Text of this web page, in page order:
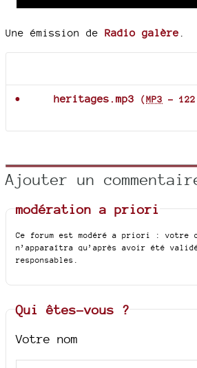
Une émission de Radio galère
heritages.mp3 (MP3 -
Ajouter un
modération a priori
Ce forum est modéré a priori : votre
n’apparaîtra qu’après avoir été
responsables.
Qui êtes-vous ?
Votre nom